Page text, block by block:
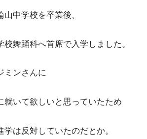
山中学校を卒業後、
校舞踊科へ首席で入学しました。
ミンさんに
就いて欲しいと思っていたため
は反対していたのだとか。